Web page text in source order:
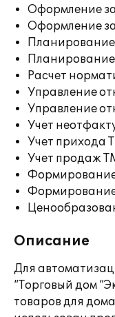
Оформление
Оформление
Планирование
Расчет
Управление
Управление
Учет
Учет прихода
Учет продаж
Формирование
Описание
Для
“Торговый дом
товаров для